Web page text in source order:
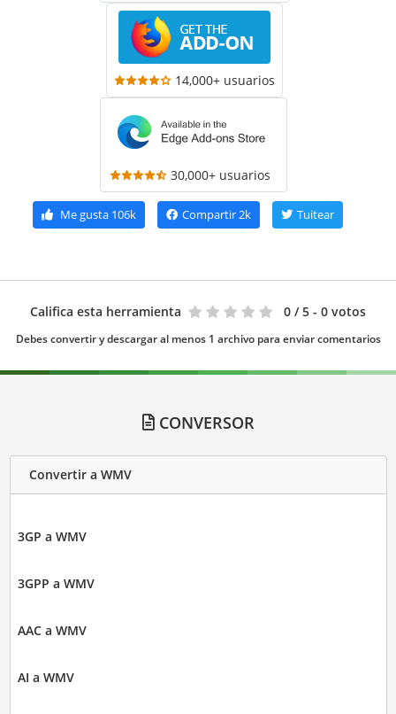
14,000+ usuarios
30,000+ usuarios
Me gusta106k Compartir2k Tuitear
Califica esta herramienta 0 / 5 - 0 votos
Debes convertir y descargar al menos 1 archivo para enviar comentarios
CONVERSOR
Convertir a WMV
3GP a WMV
3GPP a WMV
AAC a WMV
AI a WMV